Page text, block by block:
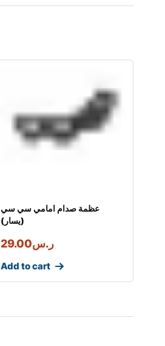
عظمة صدام امامي سي سي
(يسار)
ر.س29.00
Add to cart